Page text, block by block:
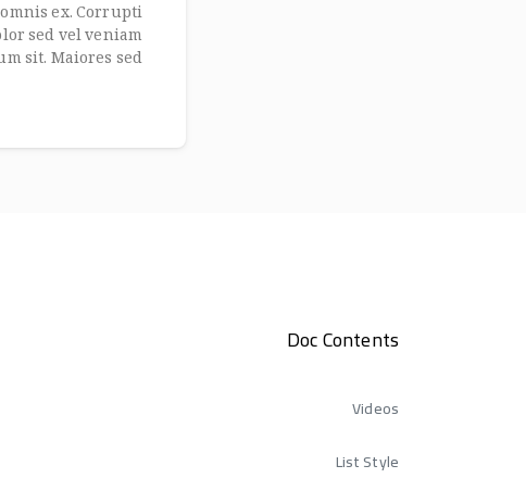
ex. Corrupti
sed vel veniam
sit. Maiores sed
Doc Contents
Videos
List Style